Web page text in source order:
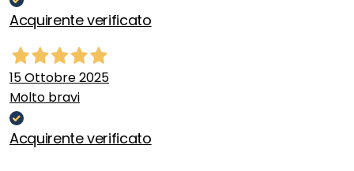
Acquirente verificato
15 Ottobre 2025
Molto bravi
Acquirente verificato